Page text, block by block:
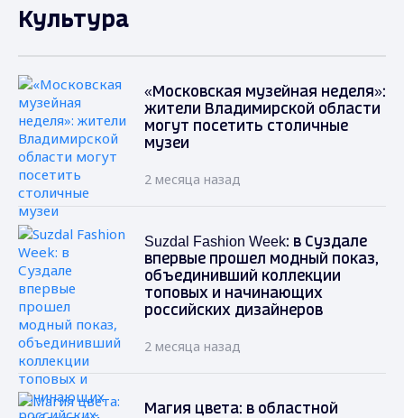
Культура
«Московская музейная неделя»:
жители Владимирской области
могут посетить столичные
музеи
2 месяца назад
Suzdal Fashion Week: в Суздале
впервые прошел модный показ,
объединивший коллекции
топовых и начинающих
российских дизайнеров
2 месяца назад
Магия цвета: в областной